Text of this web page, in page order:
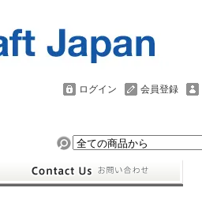
会員登録
ログイン